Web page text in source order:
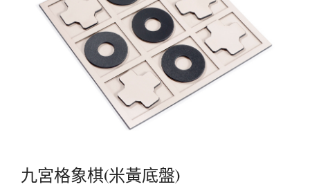
九宮格象棋(米黃底盤)